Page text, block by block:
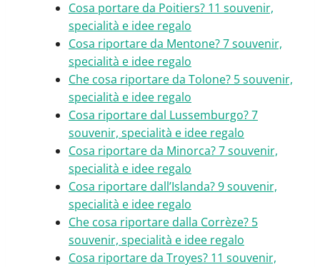
Cosa portare da Poitiers? 11 souvenir,
specialità e idee regalo
Cosa riportare da Mentone? 7 souvenir,
specialità e idee regalo
Che cosa riportare da Tolone? 5 souvenir,
specialità e idee regalo
Cosa riportare dal Lussemburgo? 7
souvenir, specialità e idee regalo
Cosa riportare da Minorca? 7 souvenir,
specialità e idee regalo
Cosa riportare dall’Islanda? 9 souvenir,
specialità e idee regalo
Che cosa riportare dalla Corrèze? 5
souvenir, specialità e idee regalo
Cosa riportare da Troyes? 11 souvenir,